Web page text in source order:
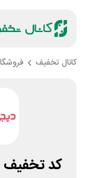
کانال تخفیف
کد تخفیف